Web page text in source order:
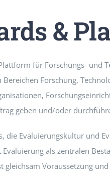
&
für Forschungs- und
Forschung,
geben und/oder
die Evaluierungskultur und
als zentralen
gleichsam Voraussetzung